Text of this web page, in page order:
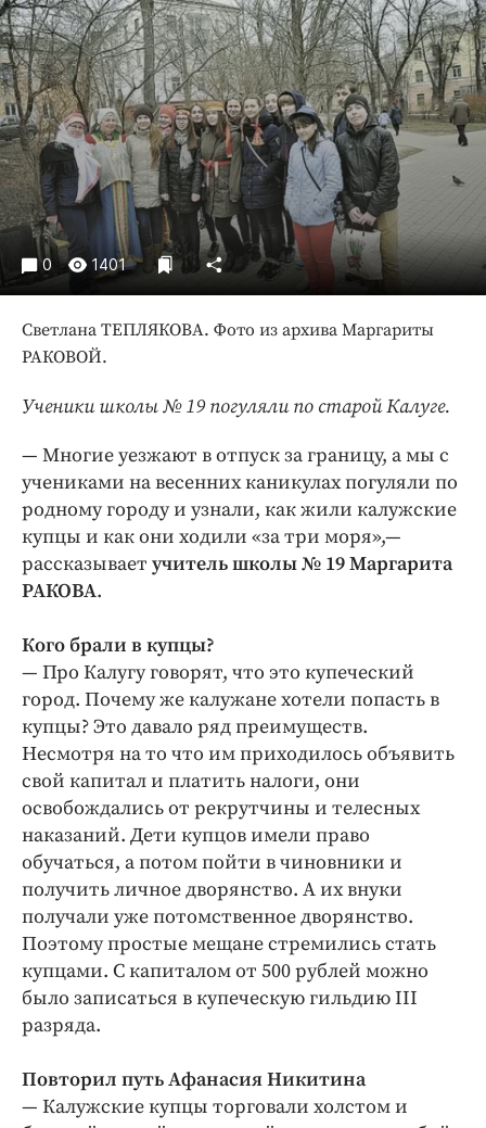
Недвижимость и ЖКХ
Образование
Общество
Погода
Праздники
Происшествия
Спорт
Экономика и бизнес
ПРОЕКТЫ
Блоги
Медиаперсона
Клиника года
Бренд года
Работодатель года
0 1401
Светлана ТЕПЛЯКОВА. Фото из архива Маргариты
РАКОВОЙ.
Ученики школы № 19 погуляли по старой Калуге.
— Многие уезжают в отпуск за границу, а мы с
учениками на весенних каникулах погуляли по
родному городу и узнали, как жили калужские
купцы и как они ходили «за три моря»,—
рассказывает учитель школы № 19 Маргарита
РАКОВА.
Кого брали в купцы?
— Про Калугу говорят, что это купеческий
город. Почему же калужане хотели попасть в
купцы? Это давало ряд преимуществ.
Несмотря на то что им приходилось объявить
свой капитал и платить налоги, они
освобождались от рекрутчины и телесных
наказаний. Дети купцов имели право
обучаться, а потом пойти в чиновники и
получить личное дворянство. А их внуки
получали уже потомственное дворянство.
Поэтому простые мещане стремились стать
купцами. С капиталом от 500 рублей можно
было записаться в купеческую гильдию III
разряда.
Повторил путь Афанасия Никитина
— Калужские купцы торговали холстом и